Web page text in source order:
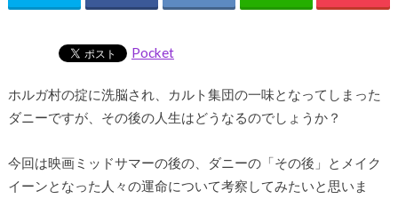
Pocket
ホルガ村の掟に洗脳され、カルト集団の一味となってしまった
ダニーですが、その後の人生はどうなるのでしょうか？
今回は映画ミッドサマーの後の、ダニーの「その後」とメイク
イーンとなった人々の運命について考察してみたいと思いま